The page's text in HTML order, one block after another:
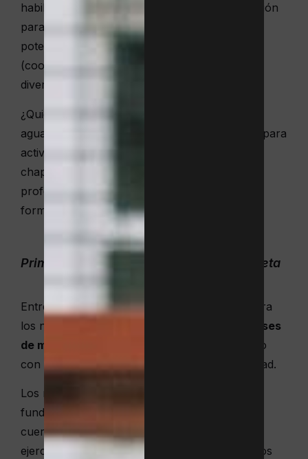
habilidades como flotar y controlar la respiración
para prevenir accidentes. Además, la natación
potencia el desarrollo de habilidades motoras
(coordinación, fuerza, equilibrio…) de forma
divertida.
¿Quieres ver cómo disfruta tu pequeño en el
agua?
para
actividades con niños en Barcelona. En cada
chapuzón estarán protegidos y guiados por
profesionales titulados, con experiencia en
formación infantil.
Primeros pasos en los deportes de raqueta
Entre las mejores actividades en Barcelona para
los niños, de 3 a 5 años, también están las
clases
de minipádel y minitenis
. Este primer contacto
con la raqueta es divertido y adaptado a su edad.
Los niños se familiarizan con los golpes
fundamentales, aprenden cómo se mueve su
cuerpo y desarrollan fuerza y equilibrio. Los
ejercicios siempre están combinados con juegos